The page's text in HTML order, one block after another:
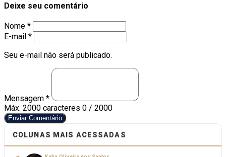
Deixe seu comentário
Nome *
E-mail *
Seu e-mail não será publicado.
Mensagem *
Máx. 2000 caracteres 0 / 2000
Enviar Comentário
COLUNAS MAIS ACESSADAS